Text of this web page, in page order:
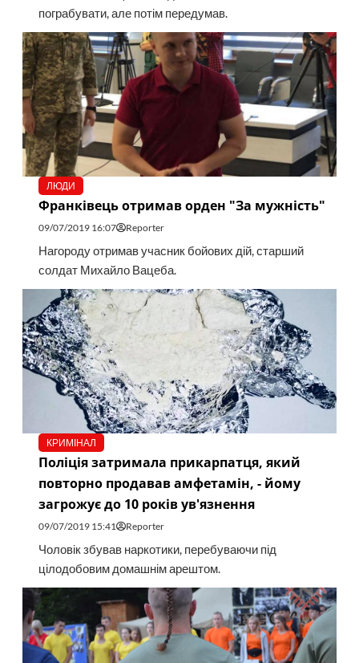
пограбувати, але потім передумав.
ЛЮДИ
Франківець отримав орден "За мужність"
09/07/2019 16:07 Reporter
Нагороду отримав учасник бойових дій, старший
солдат Михайло Вацеба.
КРИМІНАЛ
Поліція затримала прикарпатця, який
повторно продавав амфетамін, - йому
загрожує до 10 років ув'язнення
09/07/2019 15:41 Reporter
Чоловік збував наркотики, перебуваючи під
цілодобовим домашнім арештом.